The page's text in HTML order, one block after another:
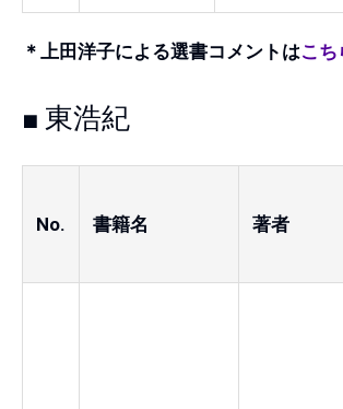
＊上田洋子による選書コメントはこち
■ 東浩紀
No. 書籍名 著者